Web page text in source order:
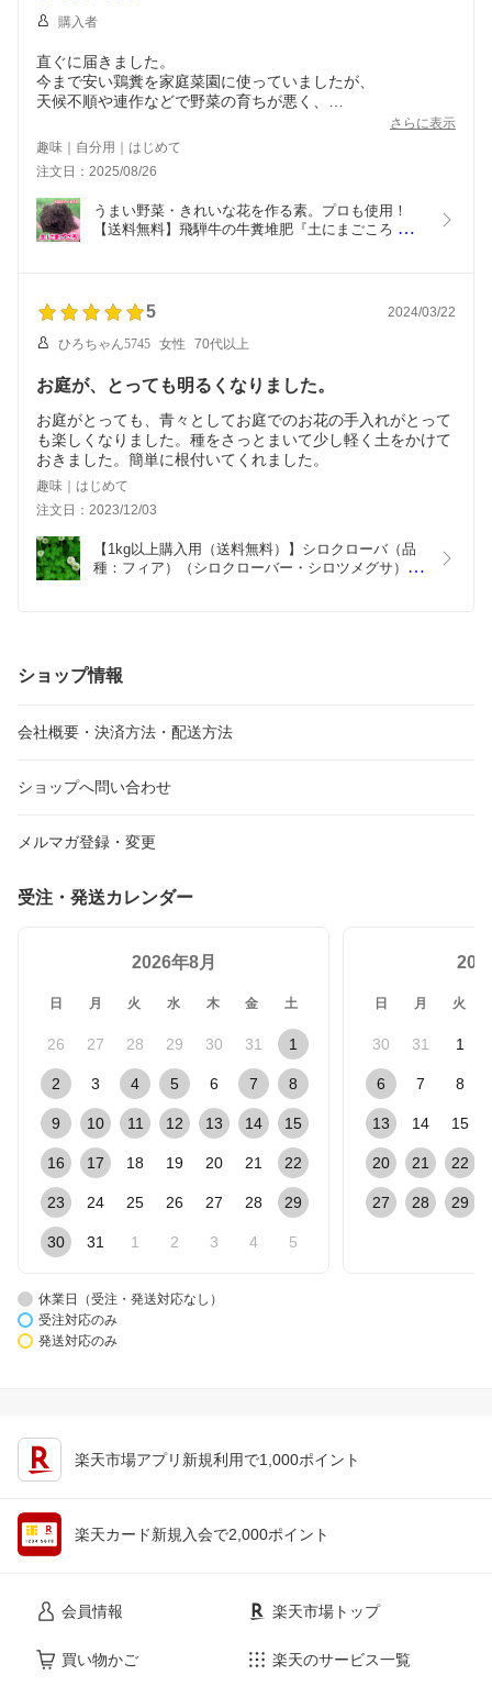
購入者
直ぐに届きました。
今まで安い鶏糞を家庭菜園に使っていましたが、
天候不順や連作などで野菜の育ちが悪く、
購入しました。臭いも気にならないので
使いやすいです。これで作物が育って
くれたらうれしいです。
さらに表示
趣味｜自分用｜はじめて
注文日：2025/08/26
うまい野菜・きれいな花を作る素。プロも使用！
【送料無料】飛騨牛の牛糞堆肥『土にまごころ
ユーキ 5 2024/03/22
ひろちゃん5745 女性 70代以上
お庭が、とっても明るくなりました。
お庭がとっても、青々としてお庭でのお花の手入れがとって
も楽しくなりました。種をさっとまいて少し軽く土をかけて
おきました。簡単に根付いてくれました。
趣味｜はじめて
注文日：2023/12/03
【1kg以上購入用（送料無料）】シロクローバ（品
種：フィア）（シロクローバー・シロツメグサ）
ショップ情報
会社概要・決済方法・配送方法
ショップへ問い合わせ
メルマガ登録・変更
受注・発送カレンダー
2026年8月
日 月 火 水 木 金 土
26 27 28 29 30 31 1
2 3 4 5 6 7 8
9 10 11 12 13 14 15
16 17 18 19 20 21 22
23 24 25 26 27 28 29
30 31 1 2 3 4 5
日 月 火
30 31 1
6 7 8
13 14 15
20 21 22
27 28 29
休業日（受注・発送対応なし）
受注対応のみ
発送対応のみ
楽天市場アプリ新規利用で1,000ポイント
楽天カード新規入会で2,000ポイント
会員情報
買い物かご
楽天市場トップ
楽天のサービス一覧